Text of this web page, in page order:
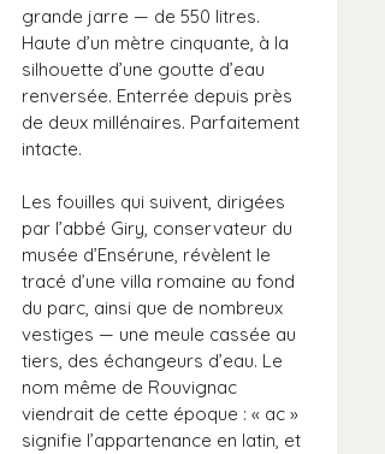
grande jarre — de 550 litres.
Haute d’un mètre cinquante, à la
silhouette d’une goutte d’eau
renversée. Enterrée depuis près
de deux millénaires. Parfaitement
intacte.
Les fouilles qui suivent, dirigées
par l’abbé Giry, conservateur du
musée d’Ensérune, révèlent le
tracé d’une villa romaine au fond
du parc, ainsi que de nombreux
vestiges — une meule cassée au
tiers, des échangeurs d’eau. Le
nom même de Rouvignac
viendrait de cette époque : « ac »
signifie l’appartenance en latin, et